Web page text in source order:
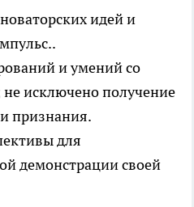
идей и
и умений со
исключено получение
признания.
для
демонстрации своей